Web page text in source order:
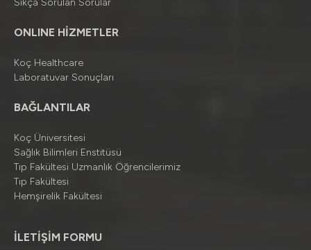
Sıkça Sorulan Sorular
ONLINE HİZMETLER
Koç Healthcare
Laboratuvar Sonuçları
BAĞLANTILAR
Koç Üniversitesi
Sağlık Bilimleri Enstitüsü
Tıp Fakültesi Uzmanlık Öğrencilerimiz
Tıp Fakültesi
Hemşirelik Fakültesi
İLETİŞİM FORMU